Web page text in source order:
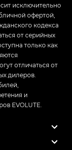
исключительно
офертой,
кодекса
от серийных
только как
отличаться от
дилеров.
и
EVOLUTE.